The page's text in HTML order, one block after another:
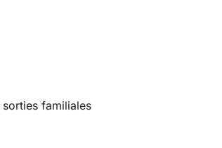
familiales